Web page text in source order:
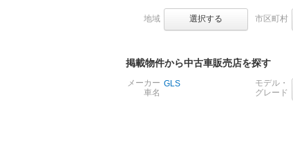
地域 選択する 市区町村
掲載物件から中古車販売店を探す
メーカー
車名
GLS
モデル・
グレード